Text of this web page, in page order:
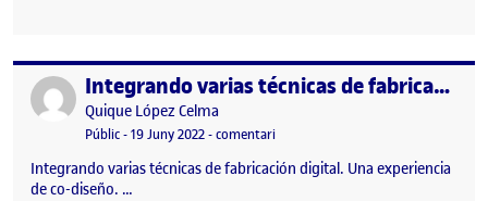
Publicat per Integrando varias técnicas de fabricación digital. Una experiencia de co-diseño
Publicat per
Quique López Celma
Visibilitat:
Públic-Data de publicació
19 Juny 2022-comentariel Integrando varias técnicas de
Integrando varias técnicas de fabricación digital. Una experiencia
de co-diseño. …